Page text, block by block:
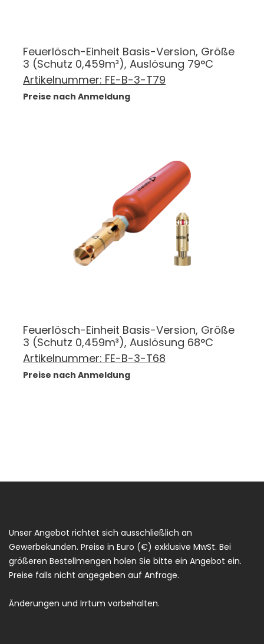
Feuerlösch-Einheit Basis-Version, Größe
3 (Schutz 0,459m³), Auslösung 79°C
Artikelnummer: FE-B-3-T79
Preise nach Anmeldung
Feuerlösch-Einheit Basis-Version, Größe
3 (Schutz 0,459m³), Auslösung 68°C
Artikelnummer: FE-B-3-T68
Preise nach Anmeldung
Unser Angebot richtet sich ausschließlich an
Gewerbekunden. Preise in Euro (€) exklusive MwSt. Bei
größeren Bestellmengen holen Sie bitte ein Angebot ein.
Preise falls nicht angegeben auf Anfrage.
Änderungen und Irrtum vorbehalten.